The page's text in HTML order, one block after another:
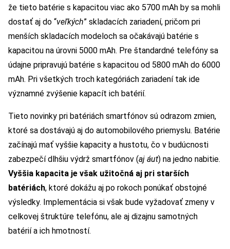
že tieto batérie s kapacitou viac ako 5700 mAh by sa mohli
dostať aj do “veľkých” skladacích zariadení, pričom pri
menších skladacích modeloch sa očakávajú batérie s
kapacitou na úrovni 5000 mAh. Pre štandardné telefóny sa
údajne pripravujú batérie s kapacitou od 5800 mAh do 6000
mAh. Pri všetkých troch kategóriách zariadení tak ide
významné zvýšenie kapacít ich batérií.
Tieto novinky pri batériách smartfónov sú odrazom zmien,
ktoré sa dostávajú aj do automobilového priemyslu. Batérie
začínajú mať vyššie kapacity a hustotu, čo v budúcnosti
zabezpečí dlhšiu výdrž smartfónov (aj áut) na jedno nabitie.
Vyššia kapacita je však užitočná aj pri starších
batériách, ktoré dokážu aj po rokoch ponúkať obstojné
výsledky. Implementácia si však bude vyžadovať zmeny v
celkovej štruktúre telefónu, ale aj dizajnu samotných
batérií a ich hmotností.